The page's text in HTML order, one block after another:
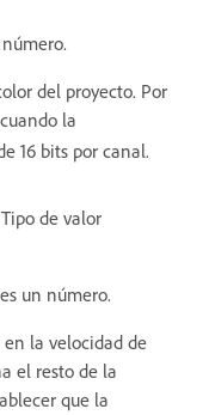
del proyecto. Por
la
16 bits por canal.
Tipo de valor
es un número.
la velocidad de
el resto de la
que la